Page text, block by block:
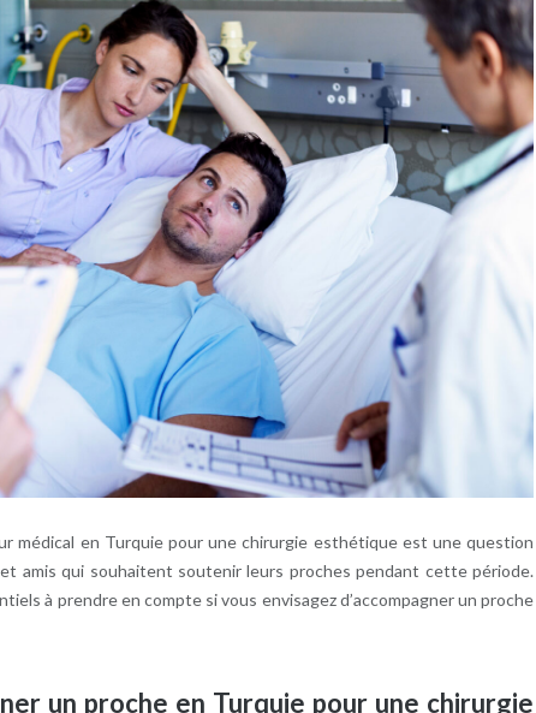
médical en Turquie pour une chirurgie esthétique est une question
amis qui souhaitent soutenir leurs proches pendant cette période.
à prendre en compte si vous envisagez d’accompagner un proche
un proche en Turquie pour une chirurgie